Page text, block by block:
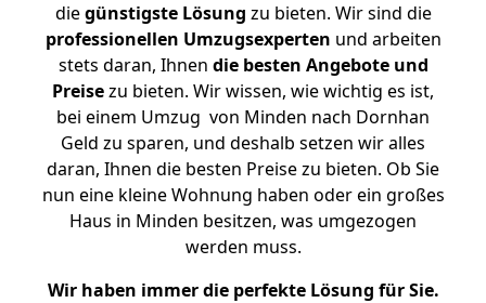
diegünstigste Lösung zu bieten. Wir sind die
professionellen Umzugsexperten und arbeiten
stets daran, Ihnen die besten Angebote und
Preisezu bieten. Wir wissen, wie wichtig es ist,
bei einem Umzug von Minden nach Dornhan
Geld zu sparen, und deshalb setzen wir alles
daran, Ihnen die besten Preise zu bieten. Ob Sie
nun eine kleine Wohnung haben oder ein großes
Haus in Minden besitzen, was umgezogen
werden muss.
Wir haben immer die perfekte Lösung für Sie.